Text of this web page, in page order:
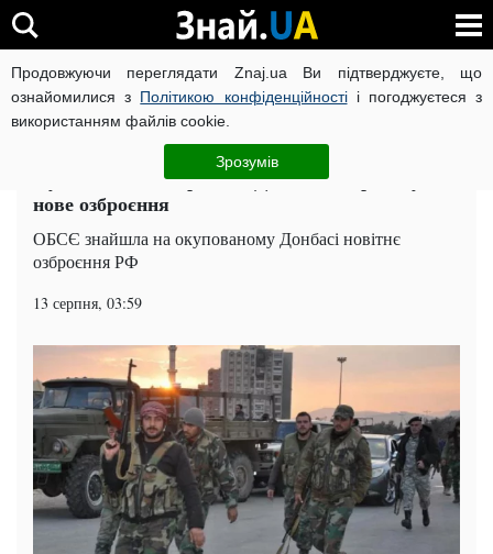
Продовжуючи переглядати Znaj.ua Ви підтверджуєте, що
ознайомилися з Політикою конфіденційностіі погоджуєтеся з
використанням файлів cookie.
Зрозумів
ВІЙНА РОСІЇ ПРОТИ УКРАЇНИ КОРОНАВІРУС В УКРАЇНІ
Суспільство ЧИТАТЬ НА РУССКОМ
Путінські головорізи на Донбасі випробовують
нове озброєння
ОБСЄ знайшла на окупованому Донбасі новітнє
озброєння РФ
13 серпня, 03:59